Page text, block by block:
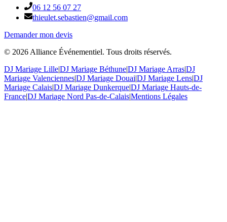
06 12 56 07 27
thieulet.sebastien@gmail.com
Demander mon devis
© 2026 Alliance Événementiel. Tous droits réservés.
DJ Mariage Lille|DJ Mariage Béthune|DJ Mariage Arras|DJ
Mariage Valenciennes|DJ Mariage Douai|DJ Mariage Lens|DJ
Mariage Calais|DJ Mariage Dunkerque|DJ Mariage Hauts-de-
France|DJ Mariage Nord Pas-de-Calais|Mentions Légales